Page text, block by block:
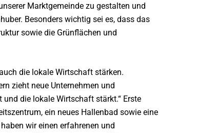
Marktgemeinde zu gestalten und
Besonders wichtig sei es, dass das
sowie die Grünflächen und
die lokale Wirtschaft stärken.
zieht neue Unternehmen und
die lokale Wirtschaft stärkt.“ Erste
ein neues Hallenbad sowie eine
wir einen erfahrenen und